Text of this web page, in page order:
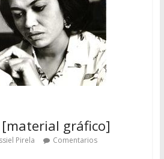
gráfico]
Pirela
Comentarios